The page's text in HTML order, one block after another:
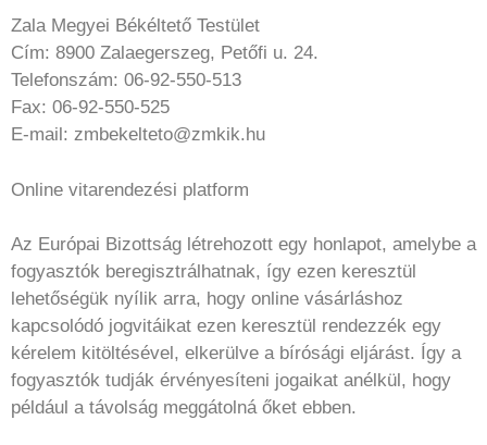
Zala Megyei Békéltető Testület
Cím: 8900 Zalaegerszeg, Petőfi u. 24.
Telefonszám: 06-92-550-513
Fax: 06-92-550-525
E-mail: zmbekelteto@zmkik.hu
Online vitarendezési platform
Az Európai Bizottság létrehozott egy honlapot, amelybe a
fogyasztók beregisztrálhatnak, így ezen keresztül
lehetőségük nyílik arra, hogy online vásárláshoz
kapcsolódó jogvitáikat ezen keresztül rendezzék egy
kérelem kitöltésével, elkerülve a bírósági eljárást. Így a
fogyasztók tudják érvényesíteni jogaikat anélkül, hogy
például a távolság meggátolná őket ebben.